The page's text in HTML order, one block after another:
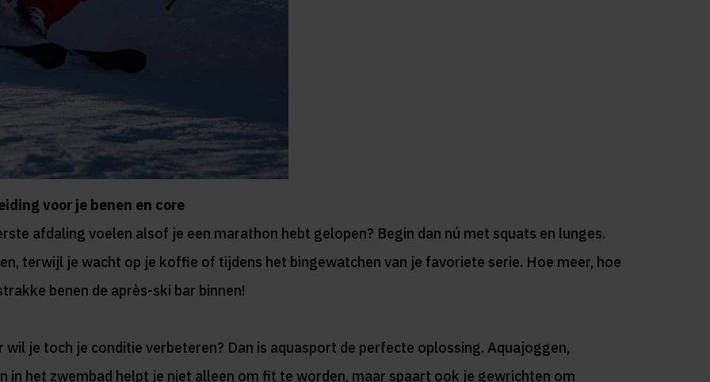
voor je benen en core
afdaling voelen alsof je een marathon hebt gelopen? Begin dan nú met squats en lunges.
terwijl je wacht op je koffie of tijdens het bingewatchen van je favoriete serie. Hoe meer, hoe
benen de après-ski bar binnen!
wil je toch je conditie verbeteren? Dan is aquasport de perfecte oplossing. Aquajoggen,
in het zwembad helpt je niet alleen om fit te worden, maar spaart ook je gewrichten om